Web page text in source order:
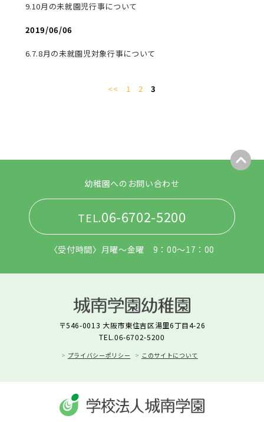
9.10月の未就園児行事について
2019/06/06
6.7.8月の未就園児対象行事について
<< 1 2 3
幼稚園へのお問い合わせ
TEL.06-6702-5200
〈受付時間〉月曜〜金曜 9：00〜17：00
〒546-0013 大阪市東住吉区湯里6丁目4-26
TEL.06-6702-5200
プライバシーポリシー このサイトについて